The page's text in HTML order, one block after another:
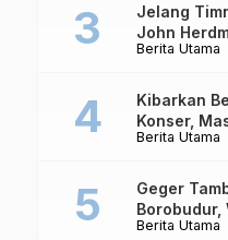
Berita Utama
Jelang
John
Berita Utama
Kibarkan
Konser,
Masuk
Berita Utama
Geger
Borobudur,
Alat Berat